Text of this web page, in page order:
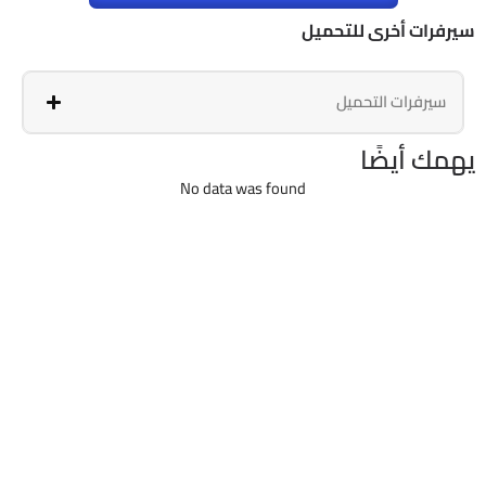
سيرفرات أخرى للتحميل
سيرفرات التحميل
يهمك أيضًا
No data was found